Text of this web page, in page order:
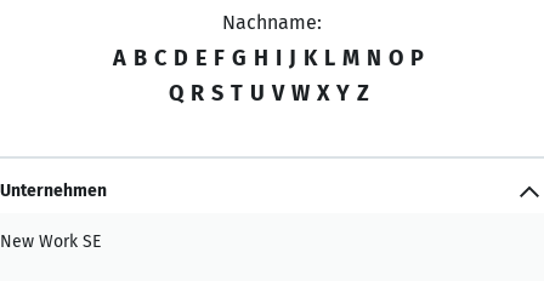
Nachname:
A B C D E F G H I J K L M N O P
Q R S T U V W X Y Z
Unternehmen
New Work SE